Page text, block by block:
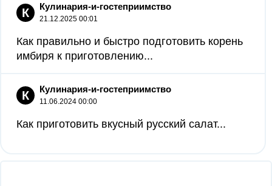
К Кулинария-и-гостеприимство
21.12.2025 00:01
Как правильно и быстро подготовить корень
имбиря к приготовлению...
К Кулинария-и-гостеприимство
11.06.2024 00:00
Как приготовить вкусный русский салат...